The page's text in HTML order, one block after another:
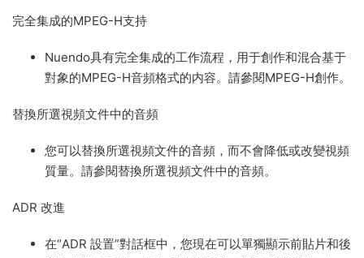
完全集成的MPEG-H支持
Nuendo具有完全集成的工作流程，用于創作和混合基于
對象的MPEG-H音頻格式的内容。請參閱MPEG-H創作。
替換所選視頻文件中的音頻
您可以替換所選視頻文件的音頻，而不會降低或改變視頻
質量。請參閱替換所選視頻文件中的音頻。
ADR 改進
在“ADR 設置”對話框中，您現在可以單獨顯示前貼片和後